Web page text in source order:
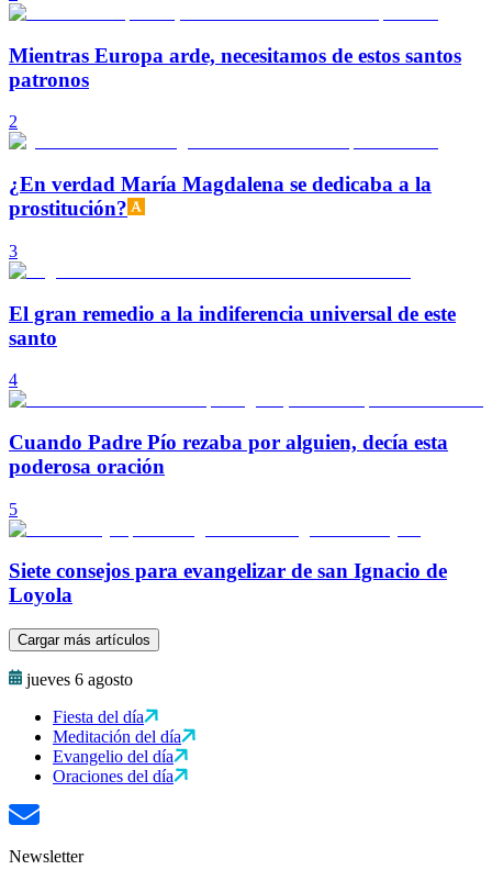
Mientras Europa arde, necesitamos de estos santos
patronos
2
¿En verdad María Magdalena se dedicaba a la
prostitución?
3
El gran remedio a la indiferencia universal de este
santo
4
Cuando Padre Pío rezaba por alguien, decía esta
poderosa oración
5
Siete consejos para evangelizar de san Ignacio de
Loyola
Cargar más artículos
jueves 6 agosto
Fiesta del día
Meditación del día
Evangelio del día
Oraciones del día
Newsletter